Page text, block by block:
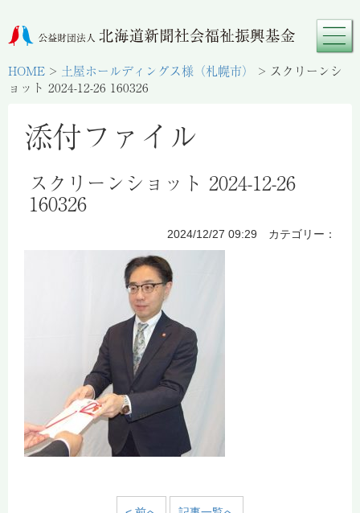
HOME > 土屋ホールディングス様（札幌市） > スクリーンシ
ョット 2024-12-26 160326
添付ファイル
スクリーンショット 2024-12-26
160326
2024/12/27 09:29 カテゴリー：